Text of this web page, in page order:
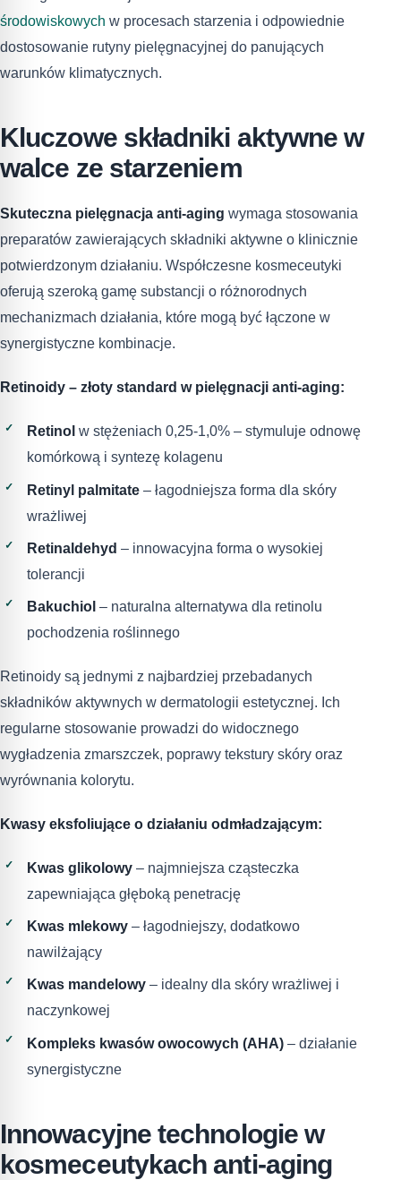
środowiskowych w procesach starzenia i odpowiednie
dostosowanie rutyny pielęgnacyjnej do panujących
warunków klimatycznych.
Kluczowe składniki aktywne w
walce ze starzeniem
Skuteczna pielęgnacja anti-aging wymaga stosowania
preparatów zawierających składniki aktywne o klinicznie
potwierdzonym działaniu. Współczesne kosmeceutyki
oferują szeroką gamę substancji o różnorodnych
mechanizmach działania, które mogą być łączone w
synergistyczne kombinacje.
Retinoidy – złoty standard w pielęgnacji anti-aging:
Retinol w stężeniach 0,25-1,0% – stymuluje odnowę
komórkową i syntezę kolagenu
Retinyl palmitate – łagodniejsza forma dla skóry
wrażliwej
Retinaldehyd – innowacyjna forma o wysokiej
tolerancji
Bakuchiol – naturalna alternatywa dla retinolu
pochodzenia roślinnego
Retinoidy są jednymi z najbardziej przebadanych
składników aktywnych w dermatologii estetycznej. Ich
regularne stosowanie prowadzi do widocznego
wygładzenia zmarszczek, poprawy tekstury skóry oraz
wyrównania kolorytu.
Kwasy eksfoliujące o działaniu odmładzającym:
Kwas glikolowy – najmniejsza cząsteczka
zapewniająca głęboką penetrację
Kwas mlekowy – łagodniejszy, dodatkowo
nawilżający
Kwas mandelowy – idealny dla skóry wrażliwej i
naczynkowej
Kompleks kwasów owocowych (AHA) – działanie
synergistyczne
Innowacyjne technologie w
kosmeceutykach anti-aging